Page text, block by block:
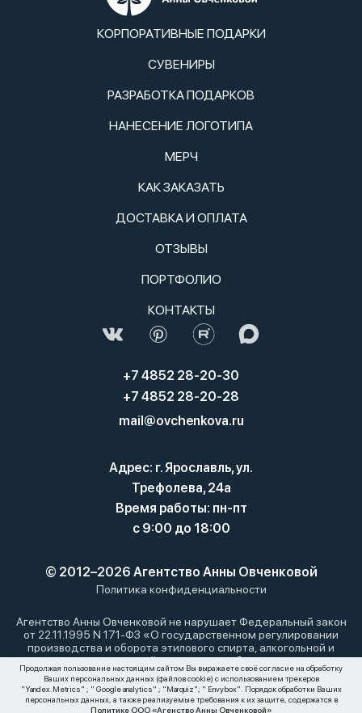
КОРПОРАТИВНЫЕ ПОДАРКИ
СУВЕНИРЫ
РАЗРАБОТКА ПОДАРКОВ
НАНЕСЕНИЕ ЛОГОТИПА
МЕРЧ
КАК ЗАКАЗАТЬ
ДОСТАВКА И ОПЛАТА
ОТЗЫВЫ
ПОРТФОЛИО
КОНТАКТЫ
+7 4852 28-20-30
+7 4852 28-20-28
mail@ovchenkova.ru
Адрес: г. Ярославль, ул.
Трефолева, 24а
Время работы: пн-пт
с 9:00 до 18:00
Политика конфиденциальности
© 2012–2026 Агентство Анны Овченковой
Агентство Анны Овченковой не нарушает Федеральный закон
от 22.11.1995 N 171-ФЗ «О государственном регулировании
производства и оборота этилового спирта, алкогольной и
спиртосодержащей продукции и об ограничении
потребления (распития) алкогольной продукции»: мы не
осуществляем дистанционную торговлю алкоголем. Все
материалы, размещенные на этом сайте, носят
Продолжая пользование настоящим сайтом Вы выражаете своё согласие на обработку
Ваших персональных данных (файлов cookie) с использованием трекеров
"Yandex.Metrics" ; " Google analytics" ; "Marquiz"; " Envybox". Порядок обработки Ваших
персональных данных, а также реализуемые требования к их защите, содержатся в
Политике ООО «Агенство Анны Овченковой»